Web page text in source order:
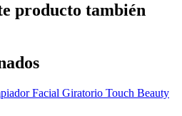
producto también